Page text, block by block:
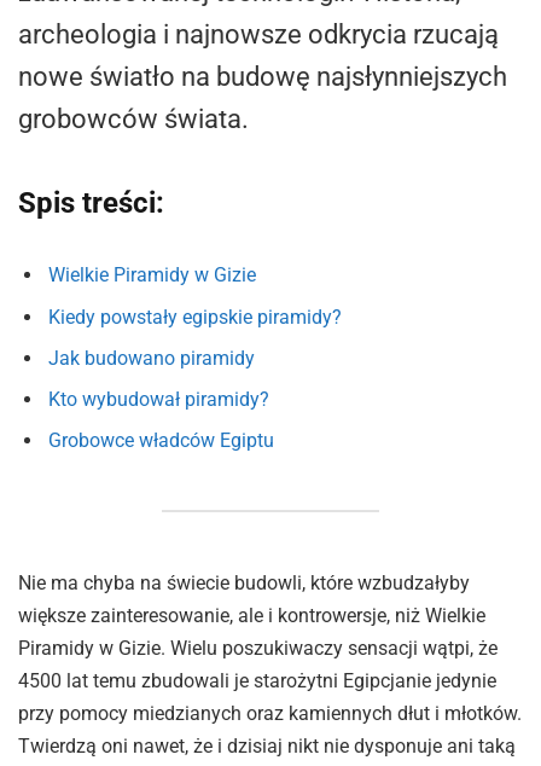
archeologia i najnowsze odkrycia rzucają
nowe światło na budowę najsłynniejszych
grobowców świata.
Spis treści:
Wielkie Piramidy w Gizie
Kiedy powstały egipskie piramidy?
Jak budowano piramidy
Kto wybudował piramidy?
Grobowce władców Egiptu
Nie ma chyba na świecie budowli, które wzbudzałyby
większe zainteresowanie, ale i kontrowersje, niż Wielkie
Piramidy w Gizie. Wielu poszukiwaczy sensacji wątpi, że
4500 lat temu zbudowali je starożytni Egipcjanie jedynie
przy pomocy miedzianych oraz kamiennych dłut i młotków.
Twierdzą oni nawet, że i dzisiaj nikt nie dysponuje ani taką